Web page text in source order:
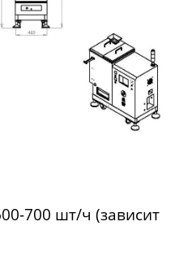
700 шт/ч (зависит